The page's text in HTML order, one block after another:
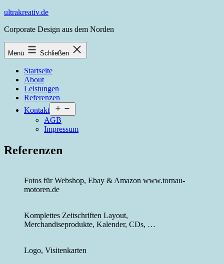
Zum
springen
ultrakreativ.de
Corporate Design aus dem Norden
Menü Schließen
Startseite
About
Leistungen
Referenzen
Kontakt
öffnen
AGB
Impressum
Referenzen
Fotos für Webshop, Ebay & Amazon www.tornau-
motoren.de
Komplettes Zeitschriften Layout,
Merchandiseprodukte, Kalender, CDs, …
Logo, Visitenkarten